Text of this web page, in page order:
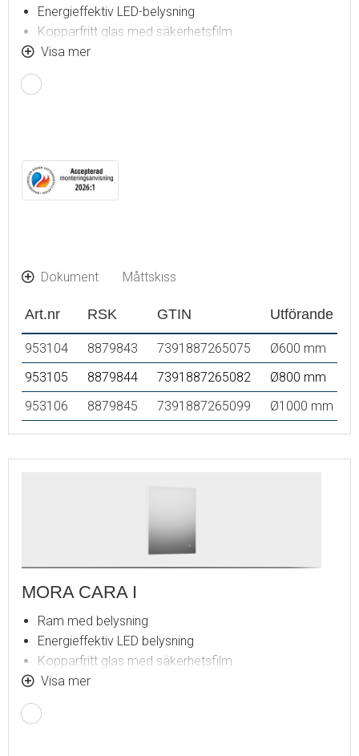
Energieffektiv LED-belysning
Kopparfritt glas med säkerhetsfilm
Imskydd
Justerbar ljustemperatur: 2 700–6 400 K
Visa mer
Dokument Måttskiss
Art.nr RSK GTIN Utförande
953104 8879843 7391887265075
Ø600 mm
953105
8879844 7391887265082
Ø800 mm
953106
8879845 7391887265099 Ø1000 mm
MORA CARA I
Ram med belysning
Energieffektiv LED belysning
Kopparfritt glas med säkerhetsfilm
Imskydd
Justerbar ljustemperatur: 2 700–6 400 K
Visa mer